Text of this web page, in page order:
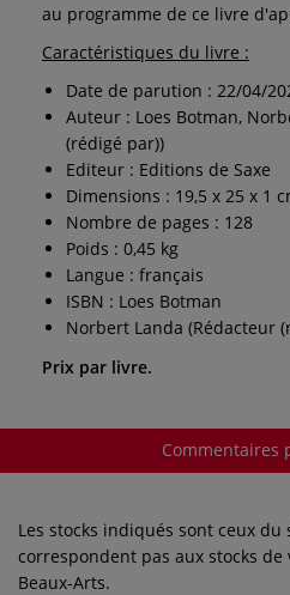
au programme de ce livre
Caractéristiques du livre :
Date de parution : 22/04/
Auteur : Loes Botman,
(rédigé par))
Editeur : Editions de Saxe
Dimensions : 19,5 x 25 x 1
Nombre de pages : 128
Poids : 0,45 kg
Langue : français
ISBN : Loes Botman
Norbert Landa (Rédacteur
Prix par livre.
Commentaires
Les stocks indiqués sont ceux
correspondent pas aux stocks de
Beaux-Arts.